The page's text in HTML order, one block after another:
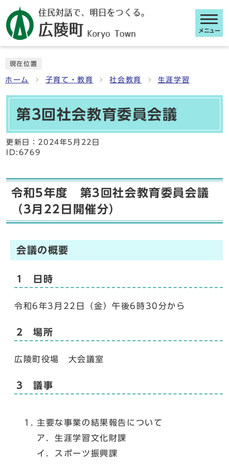
メニュー
現在位置
ホーム 子育て・教育 社会教育 生涯学習
第3回社会教育委員会議
更新日： 2024年5月22日
ID:6769
令和5年度 第3回社会教育委員会議
（3月22日開催分）
会議の概要
1 日時
令和6年3月22日（金）午後6時30分から
2 場所
広陵町役場 大会議室
3 議事
主要な事業の結果報告について
ア．生涯学習文化財課
イ．スポーツ振興課